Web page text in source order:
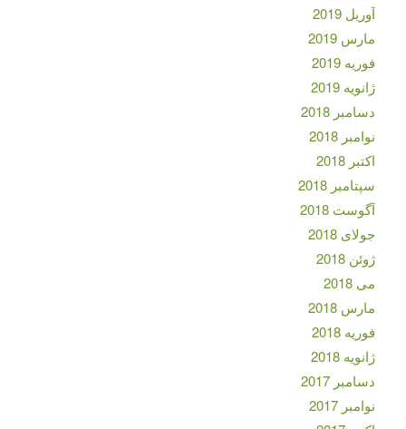
آوریل 2019
مارس 2019
فوریه 2019
ژانویه 2019
دسامبر 2018
نوامبر 2018
اکتبر 2018
سپتامبر 2018
آگوست 2018
جولای 2018
ژوئن 2018
می 2018
مارس 2018
فوریه 2018
ژانویه 2018
دسامبر 2017
نوامبر 2017